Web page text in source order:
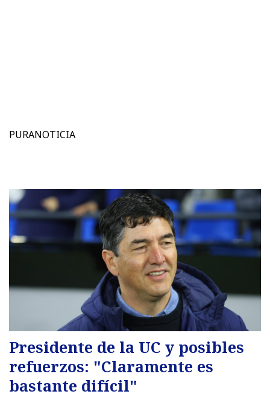
PURANOTICIA
Presidente de la UC y posibles
refuerzos: "Claramente es
bastante difícil"